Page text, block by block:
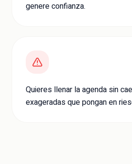
genere confianza.
Quieres llenar la agenda sin
exageradas que pongan en